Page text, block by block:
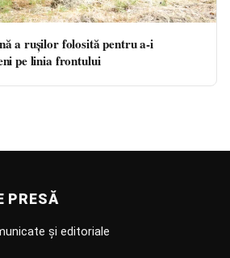
a rușilor folosită pentru a-i
pe linia frontului
PRESĂ
și editoriale